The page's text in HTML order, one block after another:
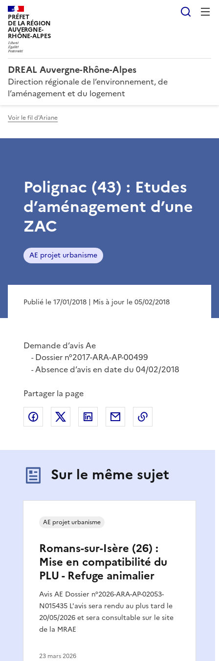
PRÉFET
DE LA RÉGION
AUVERGNE-
RHÔNE-ALPES
DREAL Auvergne-Rhône-Alpes
Direction régionale de l’environnement, de
l’aménagement et du logement
Voir le fil d'Ariane
Polignac (43) : Etudes
d’aménagement d’une
ZAC
AE projet urbanisme
Publié le 17/01/2018 | Mis à jour le 05/02/2018
Demande d’avis Ae
-Dossier n°2017-ARA-AP-00499
-Absence d’avis en date du 04/02/2018
Partager la page
Partager sur Facebook
Partager sur XPartager sur LinkedIn
Partager par email
Sur le même sujet
Romans-sur-Isère (26) :
Mise en compatibilité du
PLU - Refuge animalier
Avis AE Dossier n°2026-ARA-AP-02053-
N015435 L'avis sera rendu au plus tard le
20/05/2026 et sera consultable sur le site
de la MRAE
AE projet urbanisme
23 mars 2026